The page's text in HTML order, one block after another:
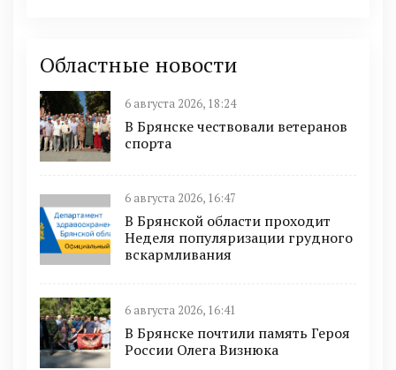
Областные новости
6 августа 2026, 18:24
В Брянске чествовали ветеранов
спорта
6 августа 2026, 16:47
В Брянской области проходит
Неделя популяризации грудного
вскармливания
6 августа 2026, 16:41
В Брянске почтили память Героя
России Олега Визнюка